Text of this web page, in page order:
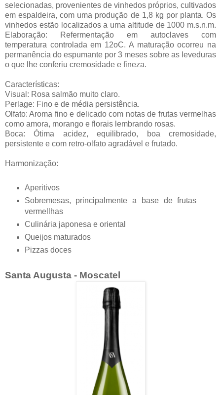
selecionadas, provenientes de vinhedos próprios, cultivados
em espaldeira, com uma produção de 1,8 kg por planta. Os
vinhedos estão localizados a uma altitude de 1000 m.s.n.m.
Elaboração: Refermentação em autoclaves com
temperatura controlada em 12oC. A maturação ocorreu na
permanência do espumante por 3 meses sobre as leveduras
o que lhe conferiu cremosidade e fineza.
Características:
Visual: Rosa salmão muito claro.
Perlage: Fino e de média persistência.
Olfato: Aroma fino e delicado com notas de frutas vermelhas
como amora, morango e florais lembrando rosas.
Boca: Ótima acidez, equilibrado, boa cremosidade,
persistente e com retro-olfato agradável e frutado.
Harmonização:
Aperitivos
Sobremesas, principalmente a base de frutas
vermellhas
Culinária japonesa e oriental
Queijos maturados
Pizzas doces
Santa Augusta - Moscatel